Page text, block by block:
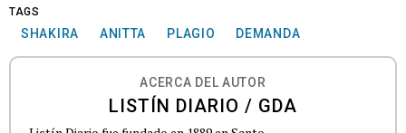
TAGS
SHAKIRA ANITTA PLAGIO DEMANDA
ACERCA DEL AUTOR
LISTÍN DIARIO / GDA